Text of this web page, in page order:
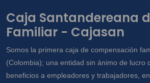
Caja Santandereana
Familiar - Cajasan
Somos la primera caja de compensación
(Colombia); una entidad sin ánimo de lucro
beneficios a empleadores y trabajadores,